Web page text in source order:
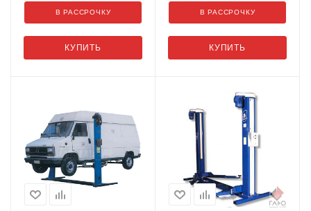
КУПИТЬ
В РАССРОЧКУ
КУПИТЬ
В РАССРОЧКУ